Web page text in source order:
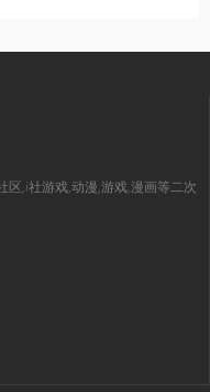
区,i社游戏,动漫,游戏,漫画等二次